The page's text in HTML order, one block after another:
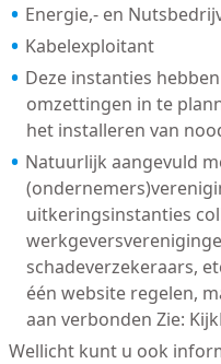
Energie,- en
Kabelexploitant
Deze instanties
omzettingen in te
het installeren van
Natuurlijk aangevuld
uitkeringsinstanties
schadeverzekeraars,
één website regelen,
aan verbonden Zie:
Wellicht kunt u ook